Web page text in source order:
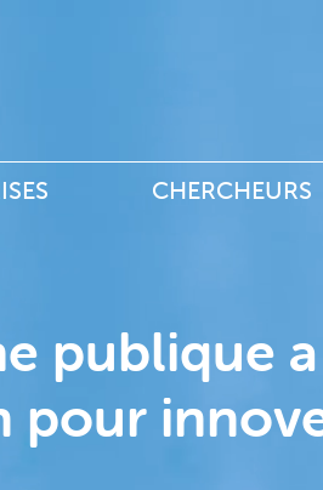
CHERCHEURS
publique
pour